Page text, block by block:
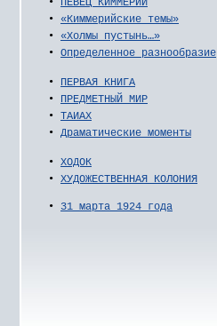
• ПЕВЕЦ КИММЕРИИ
• «Киммерийские темы»
• «Холмы пустынь…»
• Определенное разнообразие
• ПЕРВАЯ КНИГА
• ПРЕДМЕТНЫЙ МИР
• ТАИАХ
• Драматические моменты
• ХОДОК
• ХУДОЖЕСТВЕННАЯ КОЛОНИЯ
• 31 марта 1924 года